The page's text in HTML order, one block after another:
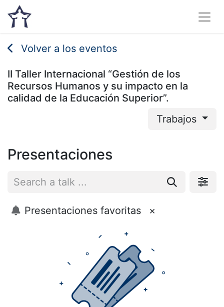
Volver a los eventos
II Taller Internacional “Gestión de los
Recursos Humanos y su impacto en la
calidad de la Educación Superior”.
Trabajos
Presentaciones
Presentaciones favoritas ×